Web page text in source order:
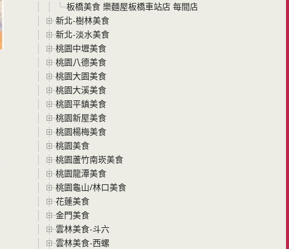
板橋美食 樂麵屋板橋車站店 每間店裝潢都不同 吃拉麵還
新北-樹林美食
新北-淡水美食
桃園中壢美食
桃園八德美食
桃園大園美食
桃園大溪美食
桃園平鎮美食
桃園新屋美食
桃園楊梅美食
桃園美食
桃園蘆竹南崁美食
桃園龍潭美食
桃園龜山/林口美食
花蓮美食
金門美食
雲林美食-斗六
雲林美食-西螺